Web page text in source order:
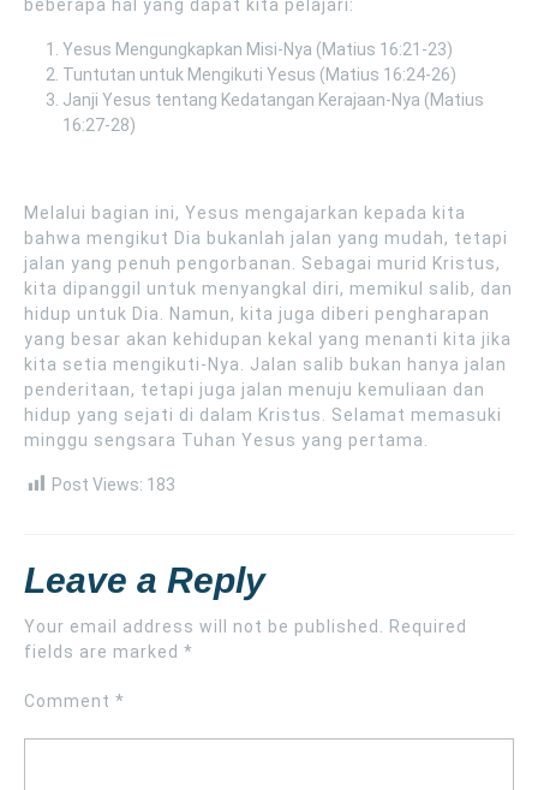
beberapa hal yang dapat kita pelajari:
Yesus Mengungkapkan Misi-Nya (Matius 16:21-23)
Tuntutan untuk Mengikuti Yesus (Matius 16:24-26)
Janji Yesus tentang Kedatangan Kerajaan-Nya (Matius
16:27-28)
Melalui bagian ini, Yesus mengajarkan kepada kita
bahwa mengikut Dia bukanlah jalan yang mudah, tetapi
jalan yang penuh pengorbanan. Sebagai murid Kristus,
kita dipanggil untuk menyangkal diri, memikul salib, dan
hidup untuk Dia. Namun, kita juga diberi pengharapan
yang besar akan kehidupan kekal yang menanti kita jika
kita setia mengikuti-Nya. Jalan salib bukan hanya jalan
penderitaan, tetapi juga jalan menuju kemuliaan dan
hidup yang sejati di dalam Kristus. Selamat memasuki
minggu sengsara Tuhan Yesus yang pertama.
Post Views: 183
Leave a Reply
Your email address will not be published. Required
fields are marked *
Comment *